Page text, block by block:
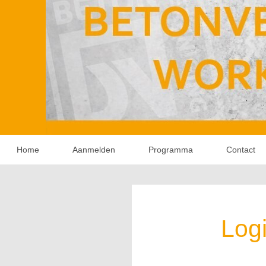
Home Aanmelden Programma Contact